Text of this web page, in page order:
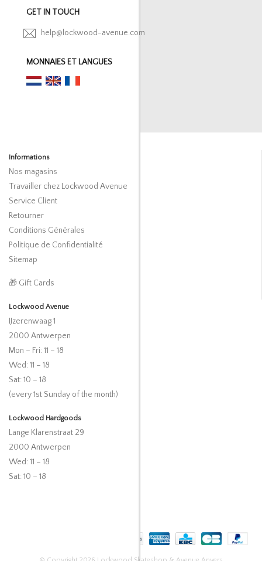
GET IN TOUCH
help@lockwood-avenue.com
MONNAIES ET LANGUES
Informations
Nos magasins
Travailler chez Lockwood Avenue
Service Client
Retourner
Conditions Générales
Politique de Confidentialité
Sitemap
🎁 Gift Cards
Lockwood Avenue
IJzerenwaag 1
2000 Antwerpen
Mon – Fri: 11 – 18
Wed: 11 – 18
Sat: 10 – 18
(every 1st Sunday of the month)
Lockwood Hardgoods
Lange Klarenstraat 29
2000 Antwerpen
Wed: 11 – 18
Sat: 10 – 18